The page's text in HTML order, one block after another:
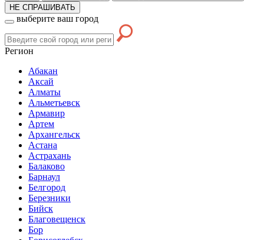
НЕ СПРАШИВАТЬ
выберите ваш город
Регион
Абакан
Аксай
Алматы
Альметьевск
Армавир
Артем
Архангельск
Астана
Астрахань
Балаково
Барнаул
Белгород
Березники
Бийск
Благовещенск
Бор